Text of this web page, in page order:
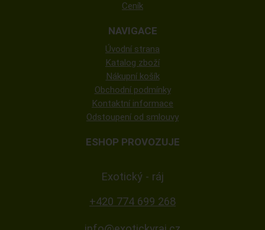
Ceník
NAVIGACE
Úvodní strana
Katalog zboží
Nákupní košík
Obchodní podmínky
Kontaktní informace
Odstoupení od smlouvy
ESHOP PROVOZUJE
Exotický - ráj
+420 774 699 268